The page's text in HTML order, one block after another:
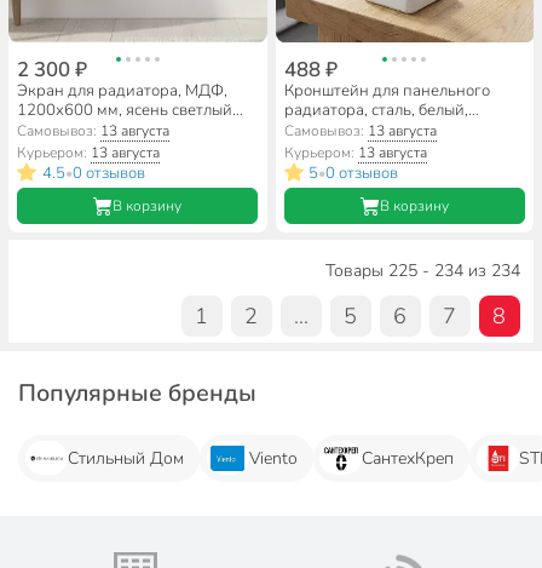
2 300 ₽
Экран для радиатора, МДФ,
1200х600 мм, ясень светлый
DE LUXE, реечный, Стильный
Дом
Самовывоз: 13 августа
Курьером: 13 августа
4.5•0 отзывов
В корзину
488 ₽
Кронштейн для панельного
радиатора, сталь, белый,
напольный, распорный, к 11.31,
СантехКреп, 1.1.3.6.
Самовывоз: 13 августа
Курьером: 13 августа
5•0 отзывов
В корзину
Товары 225 - 234 из 234
1 2 ... 5 6 7 8
Популярные бренды
Стильный Дом Viento СантехКреп